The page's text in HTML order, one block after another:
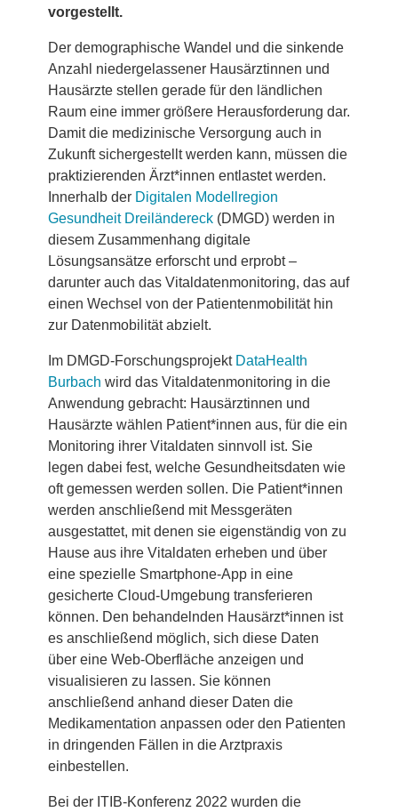
vorgestellt.
Der demographische Wandel und die sinkende
Anzahl niedergelassener Hausärztinnen und
Hausärzte stellen gerade für den ländlichen
Raum eine immer größere Herausforderung dar.
Damit die medizinische Versorgung auch in
Zukunft sichergestellt werden kann, müssen die
praktizierenden Ärzt*innen entlastet werden.
Innerhalb der Digitalen Modellregion
Gesundheit Dreiländereck(DMGD) werden in
diesem Zusammenhang digitale
Lösungsansätze erforscht und erprobt –
darunter auch das Vitaldatenmonitoring, das auf
einen Wechsel von der Patientenmobilität hin
zur Datenmobilität abzielt.
Im DMGD-Forschungsprojekt DataHealth
Burbach wird das Vitaldatenmonitoring in die
Anwendung gebracht: Hausärztinnen und
Hausärzte wählen Patient*innen aus, für die ein
Monitoring ihrer Vitaldaten sinnvoll ist. Sie
legen dabei fest, welche Gesundheitsdaten wie
oft gemessen werden sollen. Die Patient*innen
werden anschließend mit Messgeräten
ausgestattet, mit denen sie eigenständig von zu
Hause aus ihre Vitaldaten erheben und über
eine spezielle Smartphone-App in eine
gesicherte Cloud-Umgebung transferieren
können. Den behandelnden Hausärzt*innen ist
es anschließend möglich, sich diese Daten
über eine Web-Oberfläche anzeigen und
visualisieren zu lassen. Sie können
anschließend anhand dieser Daten die
Medikamentation anpassen oder den Patienten
in dringenden Fällen in die Arztpraxis
einbestellen.
Bei der ITIB-Konferenz 2022 wurden die